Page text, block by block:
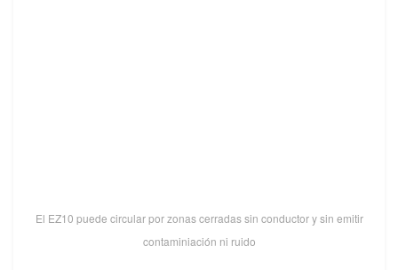
El EZ10 puede circular por zonas cerradas sin conductor y sin emitir
contaminiación ni ruido